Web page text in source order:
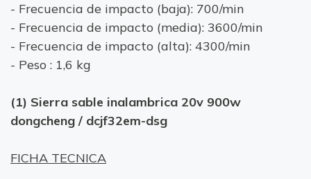
- Frecuencia de impacto (baja): 700/min
- Frecuencia de impacto (media): 3600/min
- Frecuencia de impacto (alta): 4300/min
- Peso : 1,6 kg
(1) Sierra sable inalambrica 20v 900w
dongcheng / dcjf32em-dsg
FICHA TECNICA